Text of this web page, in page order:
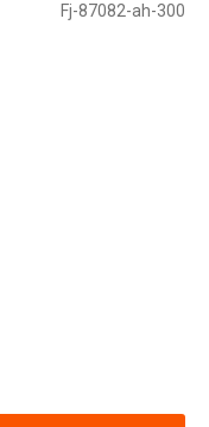
Fj-87082-ah-300